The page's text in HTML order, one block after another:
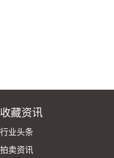
收藏资讯
行业头条
拍卖资讯